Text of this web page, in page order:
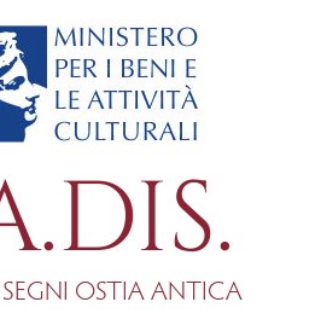
OSTIA ANTICA